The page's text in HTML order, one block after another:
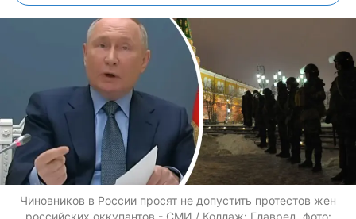
Чиновников в России просят не допустить протестов жен
российских оккупантов - СМИ / Коллаж: Главред, фото: